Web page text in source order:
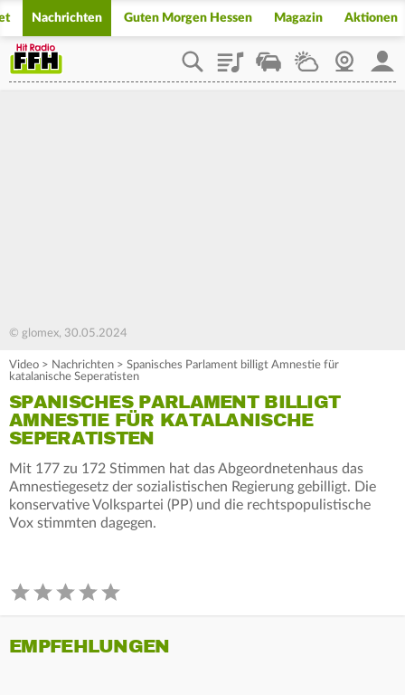
Nachrichten Guten Morgen Hessen Magazin Aktionen
PlaylistStaupilotWetterWebcam
© glomex, 30.05.2024
Video > Nachrichten > Spanisches Parlament billigt Amnestie für
katalanische Seperatisten
SPANISCHES PARLAMENT BILLIGT
AMNESTIE FÜR KATALANISCHE
SEPERATISTEN
Mit 177 zu 172 Stimmen hat das Abgeordnetenhaus das
Amnestiegesetz der sozialistischen Regierung gebilligt. Die
konservative Volkspartei (PP) und die rechtspopulistische
Vox stimmten dagegen.
EMPFEHLUNGEN